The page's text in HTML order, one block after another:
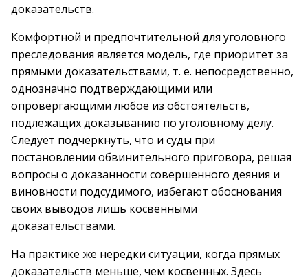
доказательств.
Комфортной и предпочтительной для уголовного
преследования является модель, где приоритет за
прямыми доказательствами, т. е. непосредственно,
однозначно подтверждающими или
опровергающими любое из обстоятельств,
подлежащих доказыванию по уголовному делу.
Следует подчеркнуть, что и суды при
постановлении обвинительного приговора, решая
вопросы о доказанности совершенного деяния и
виновности подсудимого, избегают обоснования
своих выводов лишь косвенными
доказательствами.
На практике же нередки ситуации, когда прямых
доказательств меньше, чем косвенных. Здесь